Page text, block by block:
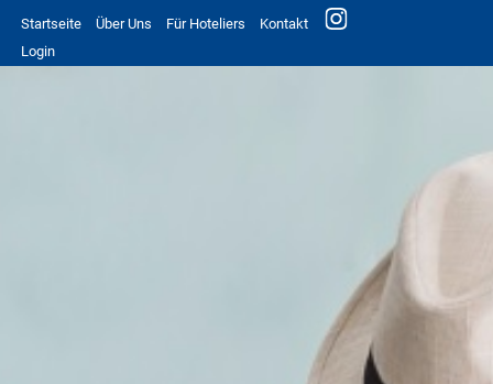
Startseite Über Uns Für Hoteliers
Kontakt
Login